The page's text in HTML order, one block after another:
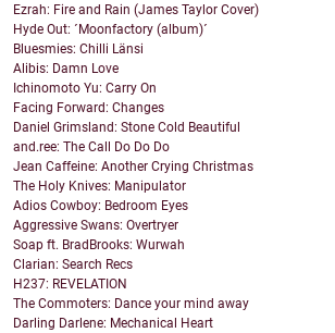
Ezrah: Fire and Rain (James Taylor Cover)
Hyde Out: ´Moonfactory (album)´
Bluesmies: Chilli Länsi
Alibis: Damn Love
Ichinomoto Yu: Carry On
Facing Forward: Changes
Daniel Grimsland: Stone Cold Beautiful
and.ree: The Call Do Do Do
Jean Caffeine: Another Crying Christmas
The Holy Knives: Manipulator
Adios Cowboy: Bedroom Eyes
Aggressive Swans: Overtryer
Soap ft. BradBrooks: Wurwah
Clarian: Search Recs
H237: REVELATION
The Commoters: Dance your mind away
Darling Darlene: Mechanical Heart